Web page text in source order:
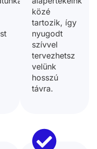
közé
tartozik, így
nyugodt
szívvel
tervezhetsz
velünk
hosszú
távra.